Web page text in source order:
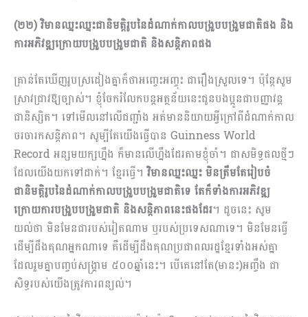
(២២) វិមានឈ្នះឈ្នះជានិមត្តិរូបនៃដំណាក់កាលបង្រួបបង្រួមជាតិផង និង
ការអភិវឌ្ឍក្រោយបង្រួបបង្រួមជាតិ និងសន្តិភាពផង
គ្រាន់តែឃើញរូបស្រដៀងគ្នាក៏ថាអញ្ចេះអញ្ចុះ ជារឿងស្រួលទេ។ ប៉ុន្តែសូម
ស្រាវជ្រាវឱ្យច្បាស់។ ខ្ញុំចែករំលែកបន្តអត្ថន័យនេះជូនបងប្អូនជាបញ្ញាវន្ត
ជានិស្សិត។ ទៅមើលនៅលើជញ្ជាំង អត់មាននិយាយអ្វីក្រៅពីដំណាក់កាល
ចរចារកសន្តិភាព។ សូម្បីតែយើងធ្វើបាន Guinness World
Record អន្សមយក្សហ្នឹង ក៏មានលើហ្នឹងដែរតាមខ្ញុំចាំ។ ជាសមិទ្ធផលថ្មីៗ
ដែលយើងយកទៅដាក់។ ខ្មែរធ្វើ។វិមានឈ្នះឈ្នះ មិនត្រឹមតែរៀបចំ
ជានិមត្តិរូបនៃដំណាក់កាលបង្រួបបង្រួមជាតិទេ តែក៏ទាំងការអភិវឌ្ឍ
ក្រោយការបង្រួបបង្រួមជាតិ និងសន្តិភាពនេះផងដែរ​។ ដូចនេះ សូម
យល់ថា មិនមែនជារបស់រៀតណាម ឬរបស់ប្រទេសណាទេ។ មិនមែនធ្វើ
ដើម្បីដឹងគុណអ្នកណាទេ គឺដើម្បីដឹងគុណប្រជាពលរដ្ឋខ្មែរទាំងអស់គ្នា
ដែលរួមគ្នាបញ្ចប់សង្គ្រាម ៥០០ឆ្នាំនេះ។ បើគេនៅតែ(មានះ)អញ្ចឹង ជា
សិទ្ធរបស់យើងត្រូវការពន្យល់។